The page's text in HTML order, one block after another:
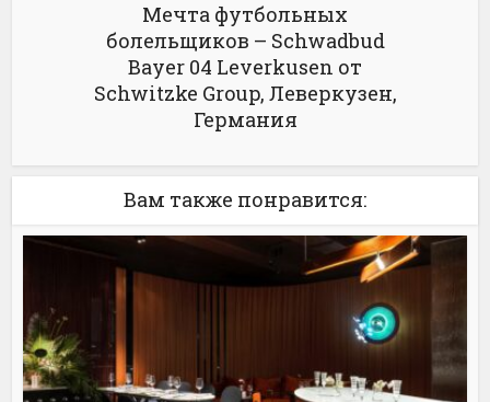
Мечта футбольных
болельщиков – Schwadbud
Bayer 04 Leverkusen от
Schwitzke Group, Леверкузен,
Германия
Вам также понравится: